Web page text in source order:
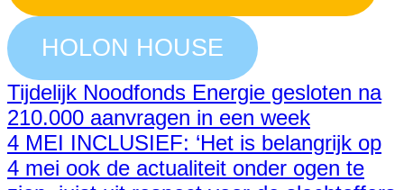
HOLON HOUSE
Tijdelijk Noodfonds Energie gesloten na
210.000 aanvragen in een week
4 MEI INCLUSIEF: ‘Het is belangrijk op
4 mei ook de actualiteit onder ogen te